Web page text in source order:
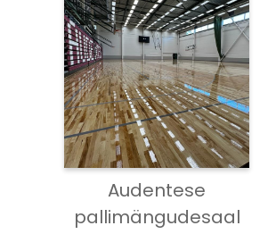
Audentese
pallimängudesaal